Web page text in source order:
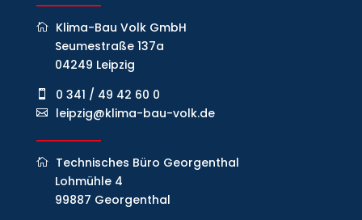
Klima-Bau Volk GmbH
Seumestraße 137a
04249 Leipzig
0 341 / 49 42 60 0
leipzig@klima-bau-volk.de
Technisches Büro Georgenthal
Lohmühle 4
99887 Georgenthal